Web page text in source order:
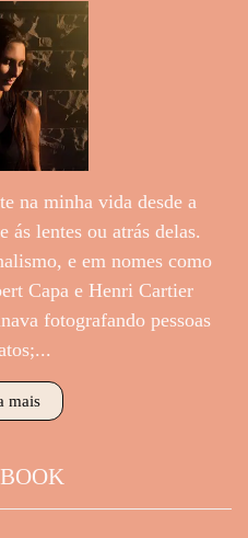
na minha vida desde a
ás lentes ou atrás delas.
e em nomes como
Capa e Henri Cartier
fotografando pessoas
mais